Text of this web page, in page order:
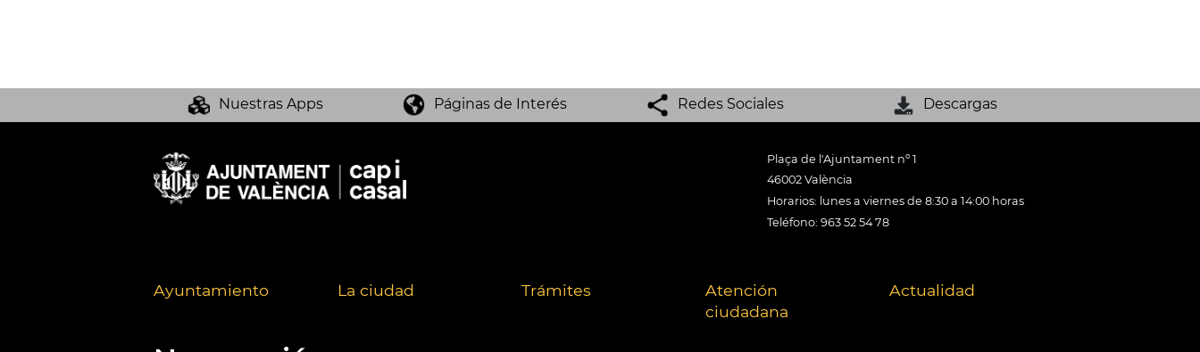
Nuestras Apps Páginas de Interés Redes Sociales Descargas
Plaça de l'Ajuntament nº 1
46002 València
Horarios: lunes a viernes de 8:30 a 14:00 horas
Teléfono: 963 52 54 78
Ayuntamiento La ciudad Trámites
Atención
ciudadana
Actualidad